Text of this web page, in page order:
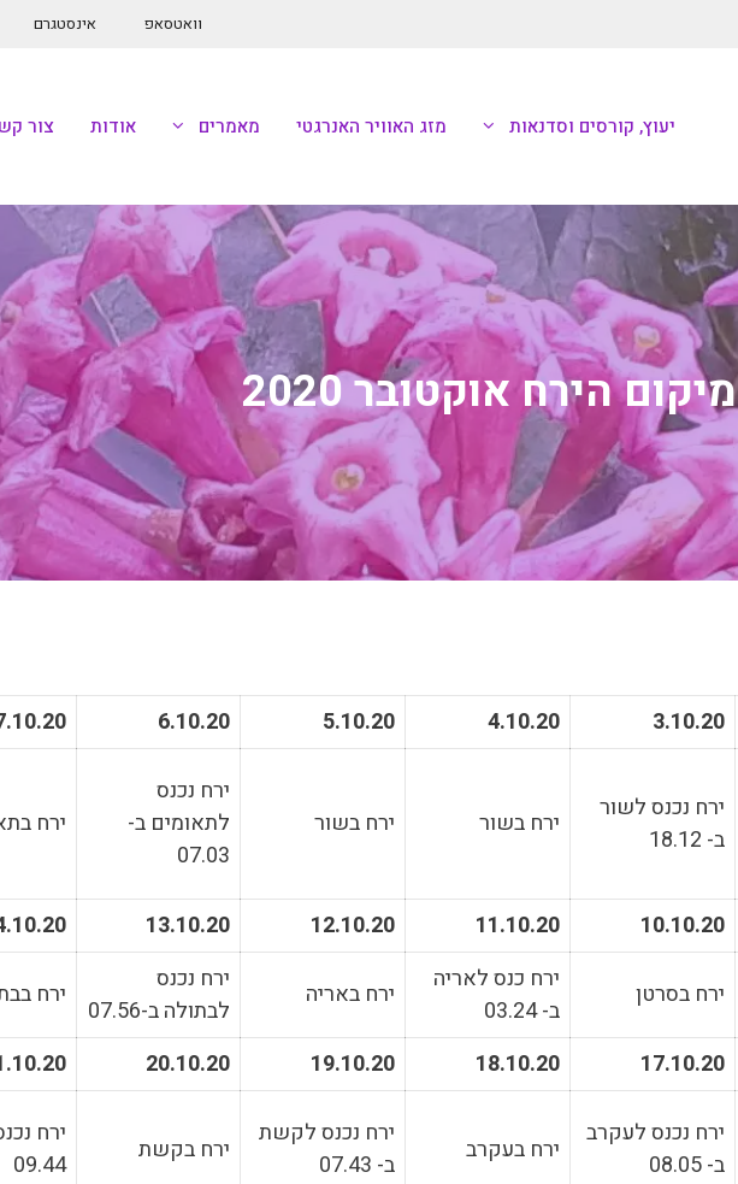
אינסטגרם וואטסאפ
יעוץ, קורסים וסדנאות מזג האוויר האנרגטי מאמרים אודות צור
מיקום הירח אוקטובר 2020
3.10.20
4.10.20
5.10.20
6.10.20
ירח נכנס לשור
ב- 18.12
ירח בשור ירח בשור
ירח נכנס
לתאומים ב-
07.03
ירח
10.10.20
11.10.20
12.10.20
13.10.20
ירח בסרטן
ירח כנס לאריה
ב- 03.24
ירח באריה
ירח נכנס
לבתולה ב-07.56
ירח
17.10.20
18.10.20
19.10.20
20.10.20
ירח נכנס לעקרב
ב- 08.05
ירח בעקרב
ירח נכנס לקשת
ב- 07.43
ירח בקשת
ירח
09.44